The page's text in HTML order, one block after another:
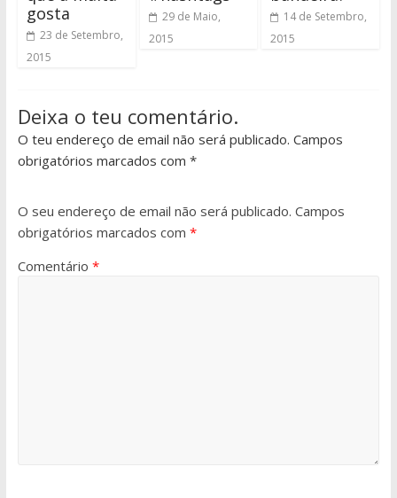
gosta
23 de Setembro,
2015
29 de Maio,
2015
14 de Setembro,
2015
Deixa o teu comentário.
O teu endereço de email não será publicado. Campos
obrigatórios marcados com *
O seu endereço de email não será publicado. Campos
obrigatórios marcados com *
Comentário *